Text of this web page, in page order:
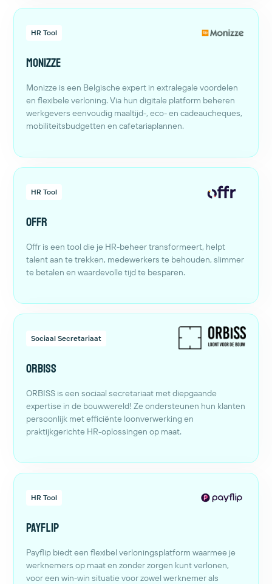
HR Tool
Monizze
Monizze is een Belgische expert in extralegale voordelen
en flexibele verloning. Via hun digitale platform beheren
werkgevers eenvoudig maaltijd-, eco- en cadeaucheques,
mobiliteitsbudgetten en cafetariaplannen.
HR Tool
Offr
Offr is een tool die je HR-beheer transformeert, helpt
talent aan te trekken, medewerkers te behouden, slimmer
te betalen en waardevolle tijd te besparen.
Sociaal Secretariaat
ORBISS
ORBISS is een sociaal secretariaat met diepgaande
expertise in de bouwwereld! Ze ondersteunen hun klanten
persoonlijk met efficiënte loonverwerking en
praktijkgerichte HR-oplossingen op maat.
HR Tool
Payflip
Payflip biedt een flexibel verloningsplatform waarmee je
werknemers op maat en zonder zorgen kunt verlonen,
voor een win-win situatie voor zowel werknemer als